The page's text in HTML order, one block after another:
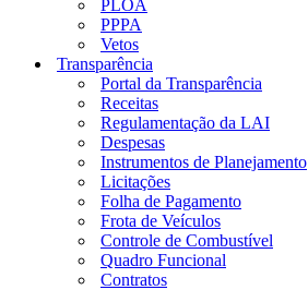
PLOA
PPPA
Vetos
Transparência
Portal da Transparência
Receitas
Regulamentação da LAI
Despesas
Instrumentos de Planejamento
Licitações
Folha de Pagamento
Frota de Veículos
Controle de Combustível
Quadro Funcional
Contratos